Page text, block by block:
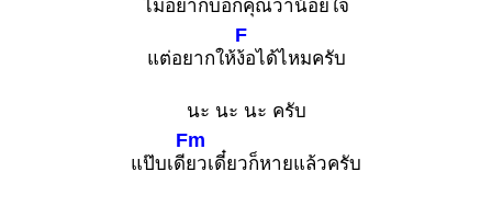
ไม่อยากบอกคุณว่าน้อยใจ
แต่อยากให้
F
ง้อได้ไหมครับ
นะ นะ นะ ครับ
แป๊บเดี
Fm
ยวเดี๋ยวก็หายแล้วครับ